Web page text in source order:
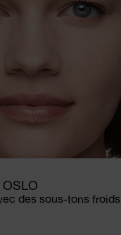
OSLO
des sous-tons froids